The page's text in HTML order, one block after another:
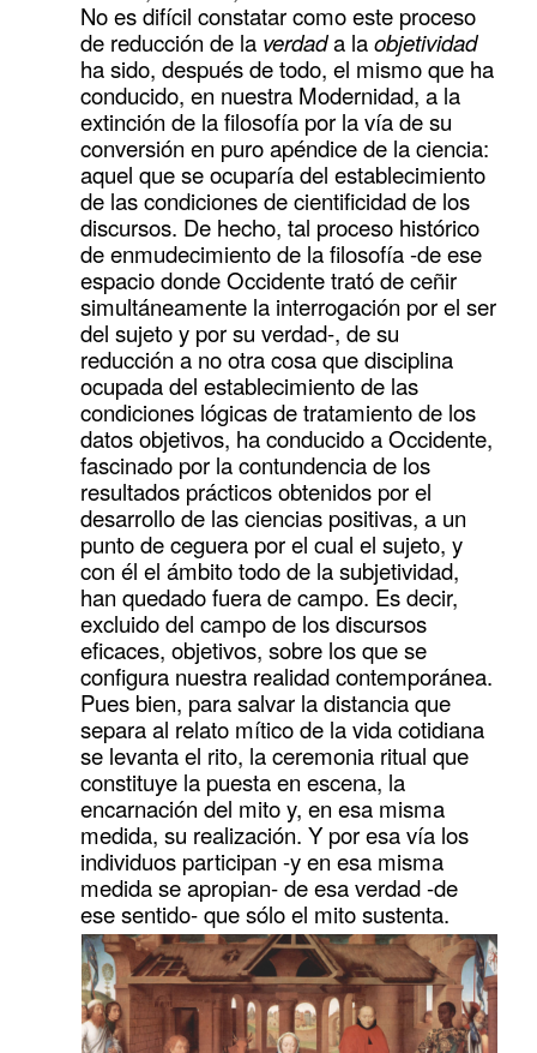
No es difícil constatar como este proceso
de reducción de la verdada laobjetividad
ha sido, después de todo, el mismo que ha
conducido, en nuestra Modernidad, a la
extinción de la filosofía por la vía de su
conversión en puro apéndice de la ciencia:
aquel que se ocuparía del establecimiento
de las condiciones de cientificidad de los
discursos. De hecho, tal proceso histórico
de enmudecimiento de la filosofía -de ese
espacio donde Occidente trató de ceñir
simultáneamente la interrogación por el ser
del sujeto y por su verdad-, de su
reducción a no otra cosa que disciplina
ocupada del establecimiento de las
condiciones lógicas de tratamiento de los
datos objetivos, ha conducido a Occidente,
fascinado por la contundencia de los
resultados prácticos obtenidos por el
desarrollo de las ciencias positivas, a un
punto de ceguera por el cual el sujeto, y
con él el ámbito todo de la subjetividad,
han quedado fuera de campo. Es decir,
excluido del campo de los discursos
eficaces, objetivos, sobre los que se
configura nuestra realidad contemporánea.
Pues bien, para salvar la distancia que
separa al relato mítico de la vida cotidiana
se levanta el rito, la ceremonia ritual que
constituye la puesta en escena, la
encarnación del mito y, en esa misma
medida, su realización. Y por esa vía los
individuos participan -y en esa misma
medida se apropian- de esa verdad -de
ese sentido- que sólo el mito sustenta.